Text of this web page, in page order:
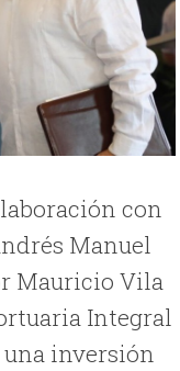
con
Manuel
Mauricio Vila
Integral
una inversión